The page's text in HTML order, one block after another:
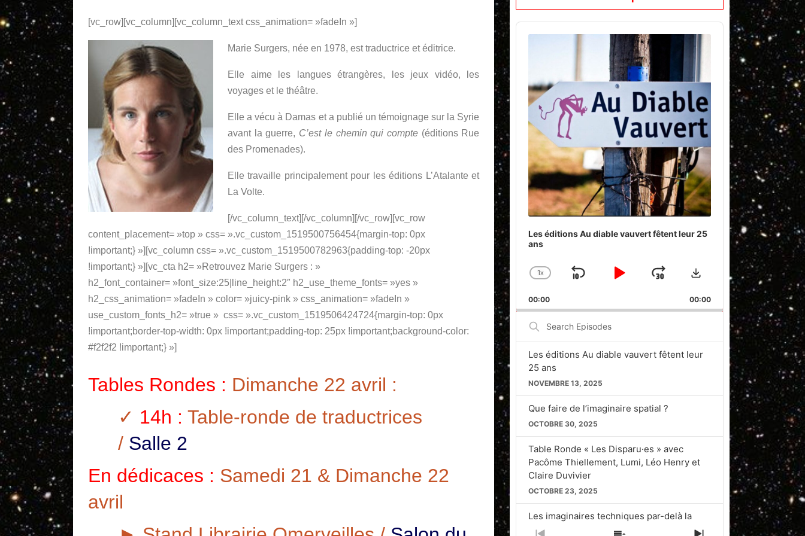
[vc_row][vc_column][vc_column_text css_animation= »fadeIn »]
Marie Surgers, née en 1978, est traductrice et éditrice.
Elle aime les langues étrangères, les jeux vidéo, les
voyages et le théâtre.
Elle a vécu à Damas et a publié un témoignage sur la Syrie
avant la guerre, C’est le chemin qui compte(éditions Rue
des Promenades).
Elle travaille principalement pour les éditions L’Atalante et
La Volte.
[/vc_column_text][/vc_column][/vc_row][vc_row
content_placement= »top » css= ».vc_custom_1519500756454{margin-top: 0px
!important;} »][vc_column css= ».vc_custom_1519500782963{padding-top: -20px
!important;} »][vc_cta h2= »Retrouvez Marie Surgers : »
h2_font_container= »font_size:25|line_height:2″ h2_use_theme_fonts= »yes »
h2_css_animation= »fadeIn » color= »juicy-pink » css_animation= »fadeIn »
use_custom_fonts_h2= »true » css= ».vc_custom_1519506424724{margin-top: 0px
!important;border-top-width: 0px !important;padding-top: 25px !important;background-color:
#f2f2f2 !important;} »]
Tables Rondes : Dimanche 22 avril :
✓ 14h : Table-ronde de traductrices
/ Salle 2
En dédicaces : Samedi 21 & Dimanche 22
avril
Audio
Les éditions Au diable vauvert fêtent leur 25
ans
CHANGE
RATE
1X
SKIP
PLAYJUMP
FORWARD
Download
00:00 00:00
Search
Episodes
Les éditions Au diable vauvert fêtent leur
25 ans
NOVEMBRE 13, 2025
Que faire de l’imaginaire spatial ?
OCTOBRE 30, 2025
Table Ronde « Les Disparu·es » avec
Pacôme Thiellement, Lumi, Léo Henry et
Claire Duvivier
OCTOBRE 23, 2025
Les imaginaires techniques par-delà la
Silicon Valley